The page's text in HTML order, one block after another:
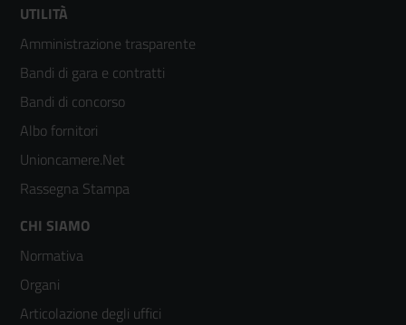
Footer
menù
colonna
2
UTILITÀ
Amministrazione trasparente
Bandi di gara e contratti
Bandi di concorso
Albo fornitori
Unioncamere.Net
Rassegna Stampa
Footer
menù
colonna
CHI SIAMO
Normativa
Organi
Articolazione degli uffici